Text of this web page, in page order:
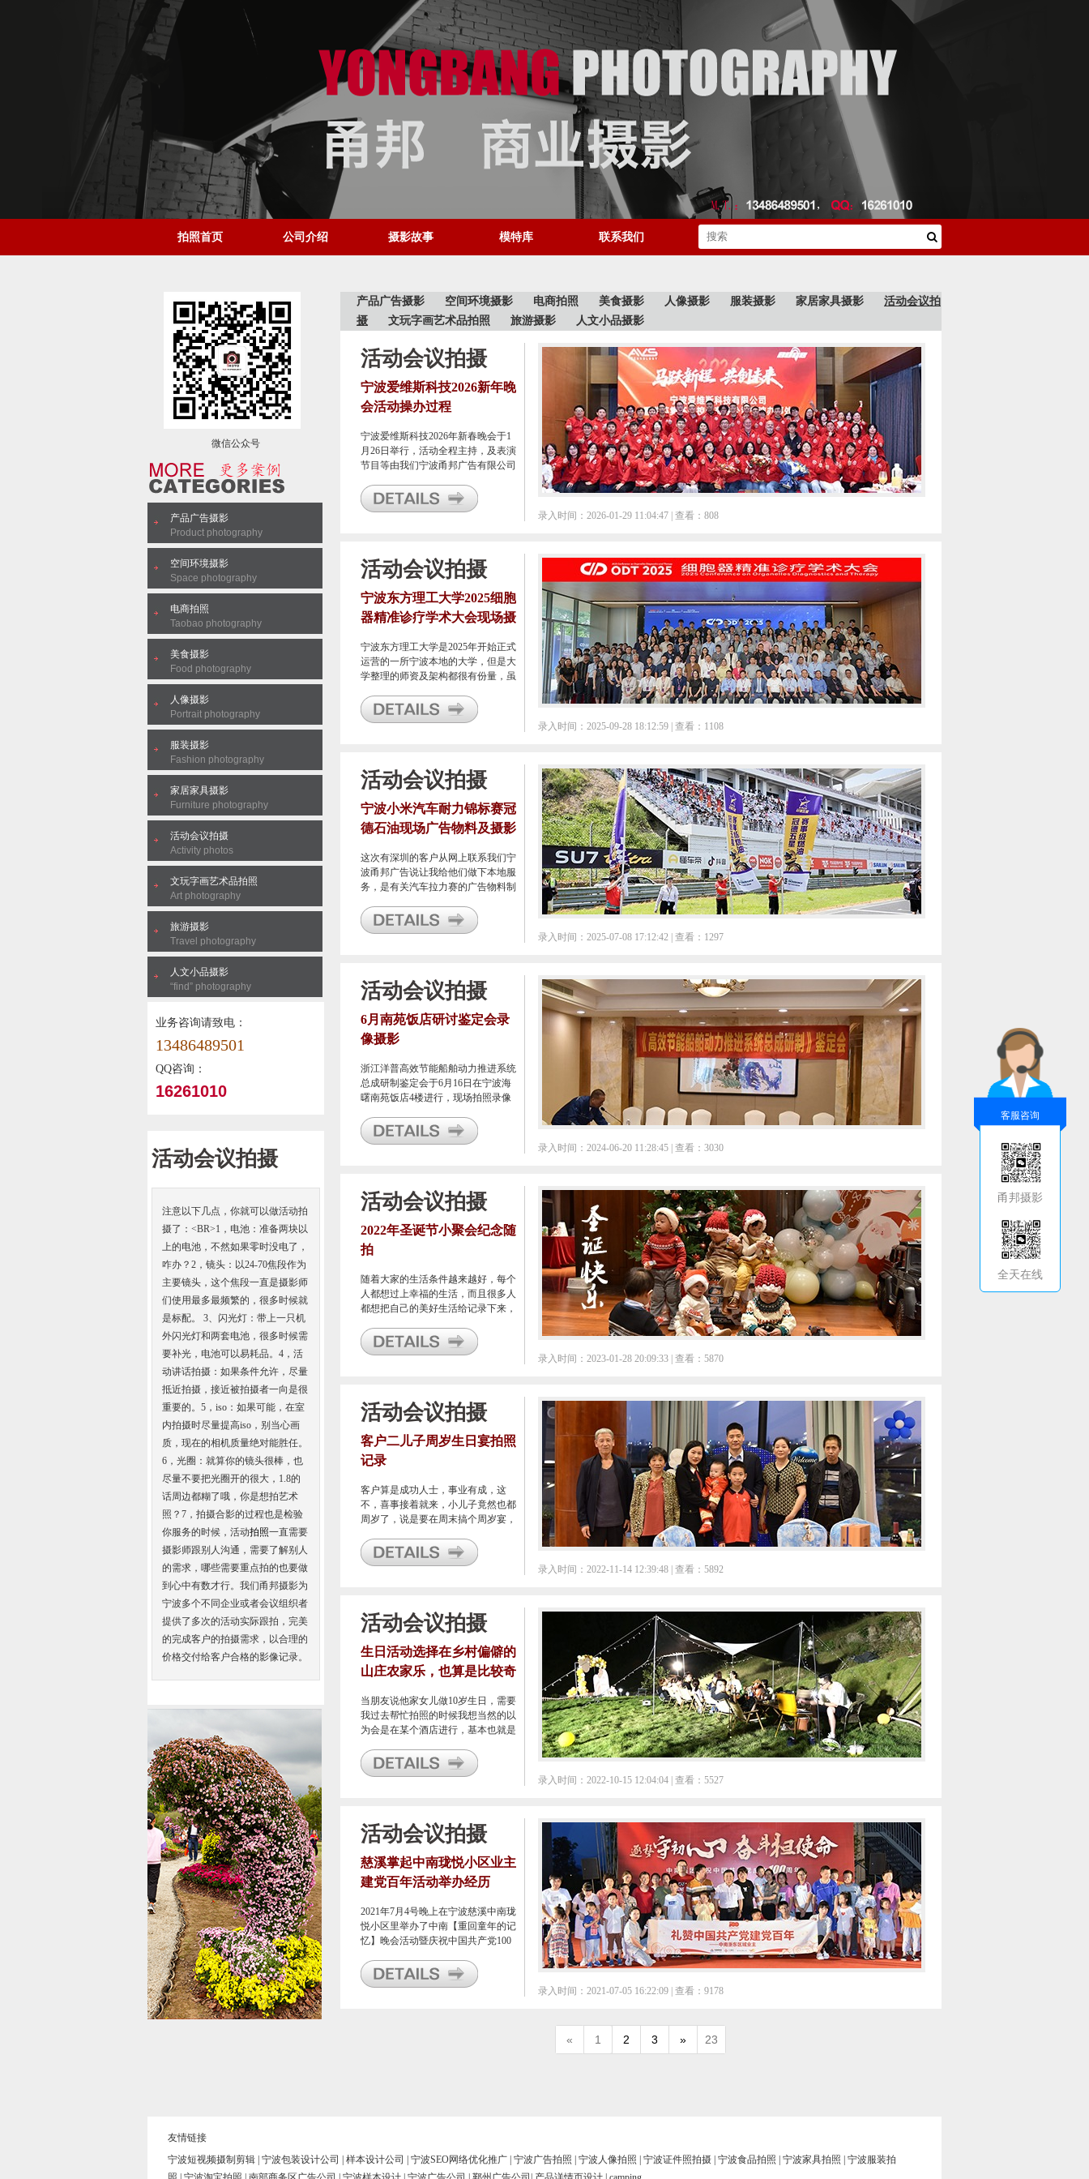
拍照首页 公司介绍 摄影故事 模特库 联系我们
产品广告摄影 空间环境摄影 电商拍照 美食摄影 人像摄影 服装摄影 家居家具摄影
活动会议拍
摄
文玩字画艺术品拍照 旅游摄影 人文小品摄影
活动会议拍摄
宁波爱维斯科技2026新年晚
会活动操办过程
宁波爱维斯科技2026年新春晚会于1
月26日举行，活动全程主持，及表演
节目等由我们宁波甬邦广告有限公司
录入时间：2026-01-29 11:04:47 | 查看：808
活动会议拍摄
宁波东方理工大学2025细胞
器精准诊疗学术大会现场摄
宁波东方理工大学是2025年开始正式
运营的一所宁波本地的大学，但是大
学整理的师资及架构都很有份量，虽
面却已经早已进行，课题小组即便是
才组建不久，就已经有可以交流的进
录入时间：2025-09-28 18:12:59 | 查看：1108
活动会议拍摄
宁波小米汽车耐力锦标赛冠
德石油现场广告物料及摄影
这次有深圳的客户从网上联系我们宁
波甬邦广告说让我给他们做下本地服
务，是有关汽车拉力赛的广告物料制
地来宁波搞活动的好多都找到我来服
务，也是不错的。
录入时间：2025-07-08 17:12:42 | 查看：1297
活动会议拍摄
6月南苑饭店研讨鉴定会录
像摄影
浙江洋普高效节能船舶动力推进系统
总成研制鉴定会于6月16日在宁波海
曙南苑饭店4楼进行，现场拍照录像
录入时间：2024-06-20 11:28:45 | 查看：3030
活动会议拍摄
2022年圣诞节小聚会纪念随
拍
随着大家的生活条件越来越好，每个
人都想过上幸福的生活，而且很多人
都想把自己的美好生活给记录下来，
影摄像方式，可是如果说是比较重要
的节点，需要好好的保留在电脑里，
录入时间：2023-01-28 20:09:33 | 查看：5870
活动会议拍摄
客户二儿子周岁生日宴拍照
记录
客户算是成功人士，事业有成，这
不，喜事接着就来，小儿子竟然也都
周岁了，说是要在周末搞个周岁宴，
下，让我到时候去帮忙拍照记录下。
录入时间：2022-11-14 12:39:48 | 查看：5892
活动会议拍摄
生日活动选择在乡村偏僻的
山庄农家乐，也算是比较奇
当朋友说他家女儿做10岁生日，需要
我过去帮忙拍照的时候我想当然的以
为会是在某个酒店进行，基本也就是
是真实情况却与我想的不同。
录入时间：2022-10-15 12:04:04 | 查看：5527
活动会议拍摄
慈溪掌起中南珑悦小区业主
建党百年活动举办经历
2021年7月4号晚上在宁波慈溪中南珑
悦小区里举办了中南【重回童年的记
忆】晚会活动暨庆祝中国共产党100
幸作为活动搭建方及晚会摄影方参与
了该活动。
录入时间：2021-07-05 16:22:09 | 查看：9178
« 1 2 3 » 23
微信公众号
产品广告摄影
Product photography
空间环境摄影
Space photography
电商拍照
Taobao photography
美食摄影
Food photography
人像摄影
Portrait photography
服装摄影
Fashion photography
家居家具摄影
Furniture photography
活动会议拍摄
Activity photos
文玩字画艺术品拍照
Art photography
旅游摄影
Travel photography
人文小品摄影
“find” photography
业务咨询请致电：
13486489501
QQ咨询：
16261010
活动会议拍摄
注意以下几点，你就可以做活动拍
摄了：<BR>1，电池：准备两块以
上的电池，不然如果零时没电了，
咋办？2，镜头：以24-70焦段作为
主要镜头，这个焦段一直是摄影师
们使用最多最频繁的，很多时候就
是标配。 3、闪光灯：带上一只机
外闪光灯和两套电池，很多时候需
要补光，电池可以易耗品。4，活
动讲话拍摄：如果条件允许，尽量
抵近拍摄，接近被拍摄者一向是很
重要的。5，iso：如果可能，在室
内拍摄时尽量提高iso，别当心画
质，现在的相机质量绝对能胜任。
6，光圈：就算你的镜头很棒，也
尽量不要把光圈开的很大，1.8的
话周边都糊了哦，你是想拍艺术
照？7，拍摄合影的过程也是检验
你服务的时候，活动拍照一直需要
摄影师跟别人沟通，需要了解别人
的需求，哪些需要重点拍的也要做
到心中有数才行。我们甬邦摄影为
宁波多个不同企业或者会议组织者
提供了多次的活动实际跟拍，完美
的完成客户的拍摄需求，以合理的
价格交付给客户合格的影像记录。
友情链接
宁波短视频摄制剪辑 宁波包装设计公司 样本设计公司 宁波SEO网络优化推广 宁波广告拍照 宁波人像拍照 宁波证件照拍摄 宁波食品拍照 宁波家具拍照
宁波服装拍
客服咨询
甬邦摄影
全天在线